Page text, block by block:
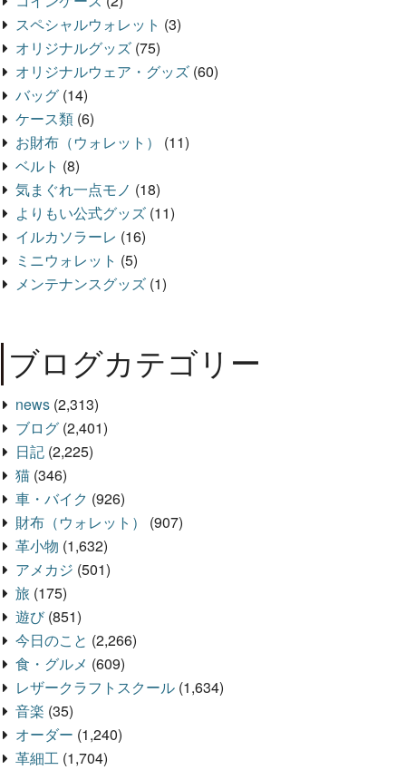
スペシャルウォレット (3)
オリジナルグッズ (75)
オリジナルウェア・グッズ (60)
バッグ (14)
ケース類 (6)
お財布（ウォレット）
(11)
ベルト (8)
気まぐれ一点モノ (18)
よりもい公式グッズ (11)
イルカソラーレ (16)
ミニウォレット (5)
メンテナンスグッズ (1)
ブログカテゴリー
news (2,313)
ブログ (2,401)
日記 (2,225)
猫 (346)
車・バイク (926)
財布（ウォレット）
(907)
革小物 (1,632)
アメカジ (501)
旅 (175)
遊び(851)
今日のこと (2,266)
食・グルメ (609)
レザークラフトスクール (1,634)
音楽 (35)
オーダー (1,240)
革細工 (1,704)